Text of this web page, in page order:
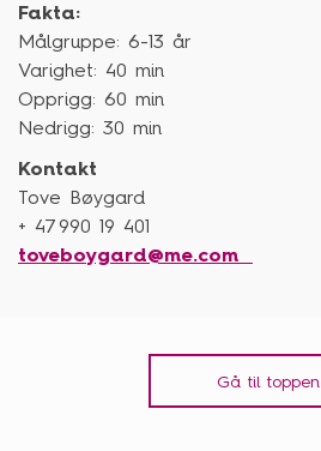
Fakta:
Målgruppe: 6-13 år
Varighet: 40 min
Opprigg: 60 min
Nedrigg: 30 min
Kontakt
Tove Bøygard
+ 47 990 19 401
toveboygard@me.com
Gå til toppen